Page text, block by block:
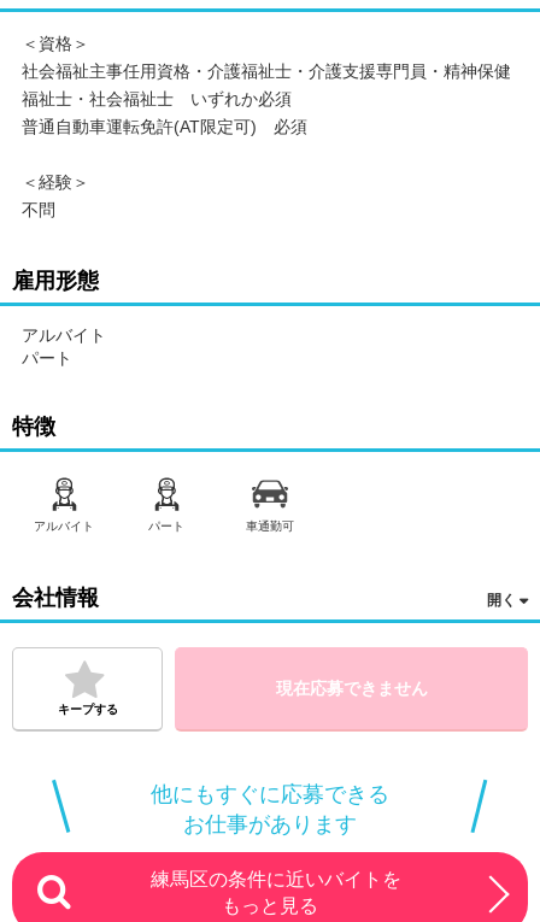
＜資格＞
社会福祉主事任用資格・介護福祉士・介護支援専門員・精神保健
福祉士・社会福祉士 いずれか必須
普通自動車運転免許(AT限定可) 必須
＜経験＞
不問
雇用形態
アルバイト
パート
特徴
アルバイト パート 車通勤可
会社情報
キープする
現在応募できません
他にもすぐに応募できる
お仕事があります
練馬区の条件に近いバイトを
もっと見る